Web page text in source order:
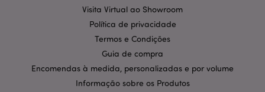
Visita Virtual ao Showroom
Política de privacidade
Termos e Condições
Guia de compra
Encomendas à medida, personalizadas e por volume
Informação sobre os Produtos
Segmentação
Funcionalidade
Os cookies estritamente necessários permitem
funcionalidades centrais do website, tais como login
de utilizador e gestão de conta. O sítio web não
pode ser utilizado correctamente sem os cookies
estritamente necessários.
Provider